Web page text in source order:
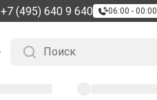
+7 (495) 640 9 640 06:00 - 00:00